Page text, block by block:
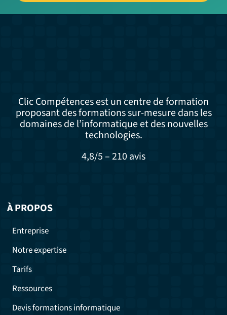
Clic Compétences est un centre de formation
proposant des formations sur-mesure dans les
domaines de l’informatique et des nouvelles
technologies.
4,8/5 – 210 avis
À PROPOS
Entreprise
Notre expertise
Tarifs
Ressources
Devis formations informatique